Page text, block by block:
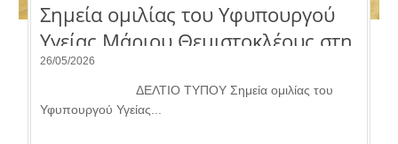
Σημεία ομιλίας του Υφυπουργού
Υγείας Μάριου Θεμιστοκλέους στη
Διαρκή Επιτροπή Κοινωνικών
Υποθέσεων της Βουλής.
26/05/2026
ΔΕΛΤΙΟ ΤΥΠΟΥ Σημεία ομιλίας του
Υφυπουργού Υγείας...